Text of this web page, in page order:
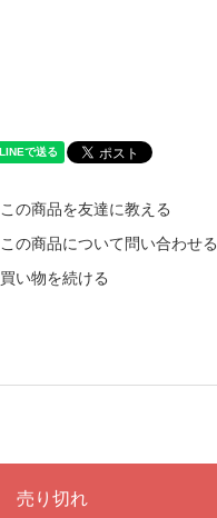
この商品を友達に教える
この商品について問い合わせる
買い物を続ける